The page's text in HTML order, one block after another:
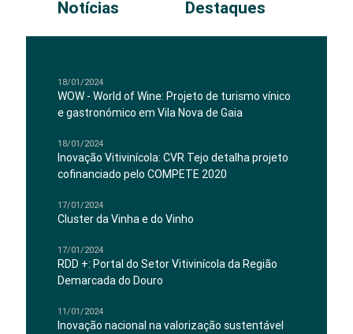
Notícias Destaques
18/01/2024
WOW - World of Wine: Projeto de turismo vínico
e gastronómico em Vila Nova de Gaia
18/01/2024
Inovação Vitivinícola: CVR Tejo detalha projeto
cofinanciado pelo COMPETE 2020
17/01/2024
Cluster da Vinha e do Vinho
17/01/2024
RDD +: Portal do Setor Vitivinícola da Região
Demarcada do Douro
11/01/2024
Inovação nacional na valorização sustentável